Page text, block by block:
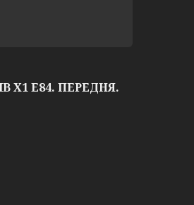
Х1 Е84. ПЕРЕДНЯ.